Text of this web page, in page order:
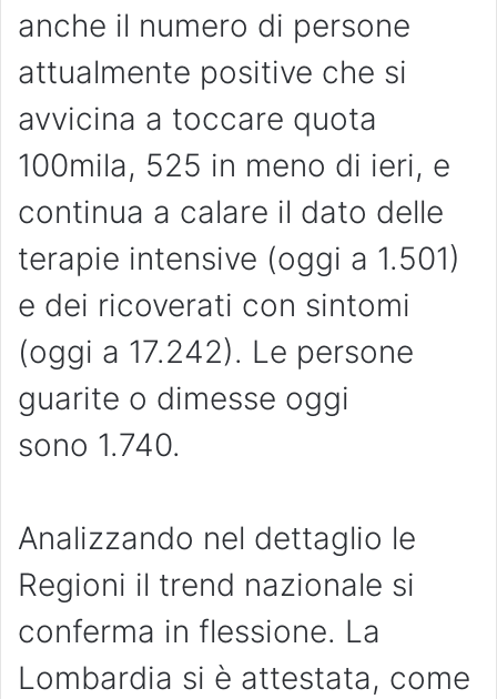
anche il numero di persone
attualmente positive che si
avvicina a toccare quota
100mila, 525 in meno di ieri, e
continua a calare il dato delle
terapie intensive (oggi a 1.501)
e dei ricoverati con sintomi
(oggi a 17.242). Le persone
guarite o dimesse oggi
sono 1.740.
Analizzando nel dettaglio le
Regioni il trend nazionale si
conferma in flessione. La
Lombardia si è attestata, come